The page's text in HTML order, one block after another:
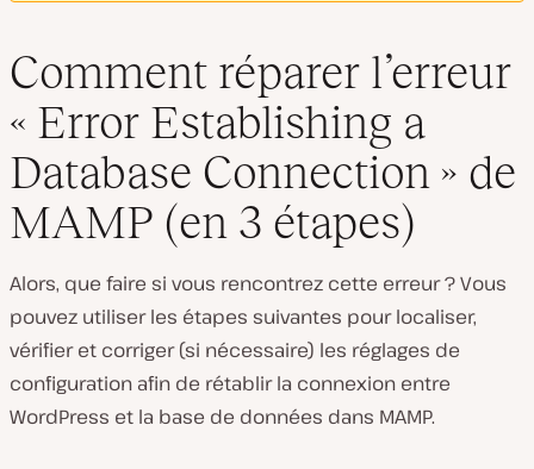
Comment réparer l’erreur
« Error Establishing a
Database Connection » de
MAMP (en 3 étapes)
Alors, que faire si vous rencontrez cette erreur ? Vous
pouvez utiliser les étapes suivantes pour localiser,
vérifier et corriger (si nécessaire) les réglages de
configuration afin de rétablir la connexion entre
WordPress et la base de données dans MAMP.